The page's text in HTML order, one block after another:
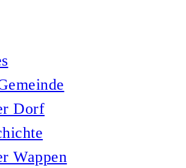
Dorf
Wappen